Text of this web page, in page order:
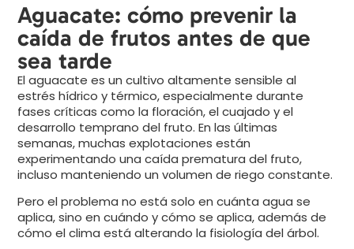
Aguacate: cómo prevenir la
caída de frutos antes de que
sea tarde
El aguacate es un cultivo altamente sensible al
estrés hídrico y térmico, especialmente durante
fases críticas como la floración, el cuajado y el
desarrollo temprano del fruto. En las últimas
semanas, muchas explotaciones están
experimentando una caída prematura del fruto,
incluso manteniendo un volumen de riego constante.
Pero el problema no está solo en cuánta agua se
aplica, sino en cuándo y cómo se aplica, además de
cómo el clima está alterando la fisiología del árbol.